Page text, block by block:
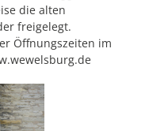
die alten
freigelegt.
Öffnungszeiten im